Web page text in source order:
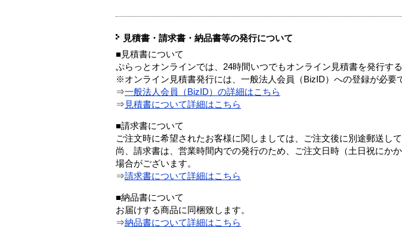
見積書・請求書・納品書等の発行について
■見積書について
ぷらっとオンラインでは、24時間いつでもオンライン見積書を発行する
※オンライン見積書発行には、一般法人会員（BizID）への登録が必要
⇒一般法人会員（BizID）の詳細はこちら
⇒ 見積書について詳細はこちら
■請求書について
ご注文時に希望されたお客様に関しましては、ご注文後に別途郵送して
尚、請求書は、営業時間内での発行のため、ご注文日時（土日祝にか
場合がございます。
⇒請求書について詳細はこちら
■納品書について
お届けする商品に同梱致します。
⇒納品書について詳細はこちら